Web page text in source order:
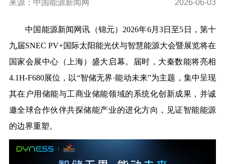
来源：中国能源新闻网 2026-06-03
中国能源新闻网讯 （锦元） 2026年6月3日至5日，第十
九届SNEC PV+国际太阳能光伏与智慧能源大会暨展览将在
国家会展中心（上海）盛大启幕。届时，大秦数能将亮相
4.1H-F680展位，以“智储无界·能动未来”为主题，集中呈现
其在户用储能与工商业储能领域的系统化创新成果，并诚
邀全球合作伙伴共探储能产业的进化方向，见证智能能源
的边界重塑。